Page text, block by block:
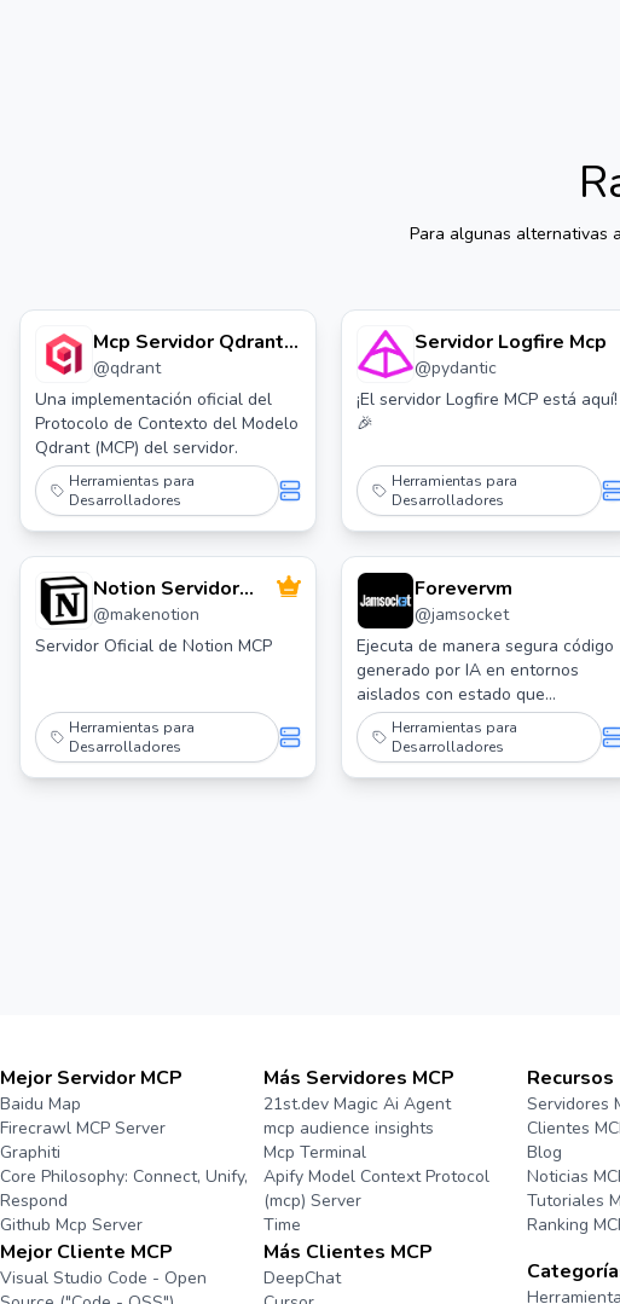
Para algunas alternativas a
Mcp Servidor Qdrant:
Un Servidor Mcp de
Qdrant
@qdrant
Una implementación oficial del
Protocolo de Contexto del Modelo
Qdrant (MCP) del servidor.
Herramientas para
Desarrolladores
Servidor Logfire Mcp
@pydantic
¡El servidor Logfire MCP está aquí!
🎉
Herramientas para
Desarrolladores
Notion Servidor
Mcp
@makenotion
Servidor Oficial de Notion MCP
Herramientas para
Desarrolladores
Forevervm
@jamsocket
Ejecuta de manera segura código
generado por IA en entornos
aislados con estado que
funcionen indefinidamente.
Herramientas para
Desarrolladores
Mejor Servidor MCP
Baidu Map
Firecrawl MCP Server
Graphiti
Core Philosophy: Connect, Unify,
Respond
Github Mcp Server
Mejor Cliente MCP
Visual Studio Code - Open
Más Servidores MCP
21st.dev Magic Ai Agent
mcp audience insights
Mcp Terminal
Apify Model Context Protocol
(mcp) Server
Time
Más Clientes MCP
DeepChat
Recursos
Servidores
Clientes
Blog
Noticias
Tutoriales
Ranking